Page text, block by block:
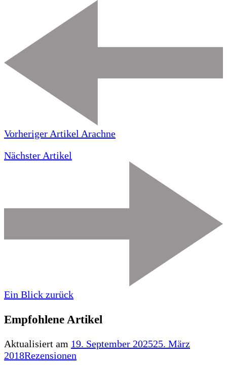
Vorheriger Artikel Arachne
Nächster Artikel
Ein Blick zurück
Empfohlene Artikel
Aktualisiert am 19. September 202525. März
2018Rezensionen